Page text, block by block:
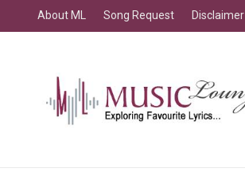
About ML Song Request Disclaimer